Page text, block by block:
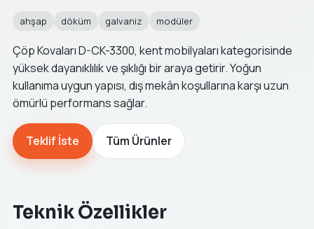
ahşap döküm galvaniz modüler
Çöp Kovaları D-CK-3300, kent mobilyaları kategorisinde
yüksek dayanıklılık ve şıklığı bir araya getirir. Yoğun
kullanıma uygun yapısı, dış mekân koşullarına karşı uzun
ömürlü performans sağlar.
Teklif İste Tüm Ürünler
Teknik Özellikler